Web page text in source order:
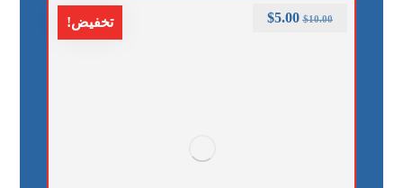
تخفيض! $10.00
$5.00